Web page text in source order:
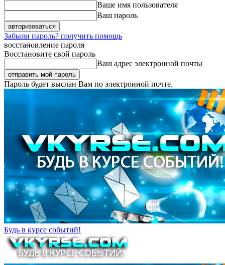
Ваше имя пользователя
Ваш пароль
Забыли пароль? получить помощь
восстановление пароля
Восстановите свой пароль
Ваш адрес электронной почты
Пароль будет выслан Вам по электронной почте.
Будь в курсе событий!